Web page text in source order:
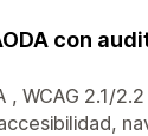
con
2.1/2.2